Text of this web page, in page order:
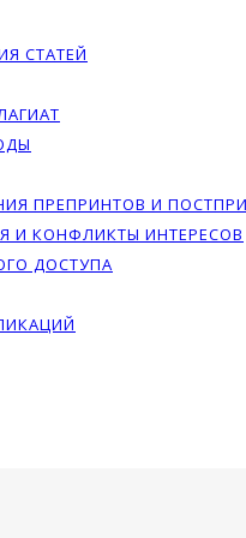
СТАТЕЙ
ПРЕПРИНТОВ И
И КОНФЛИКТЫ ИНТЕРЕСОВ
ДОСТУПА